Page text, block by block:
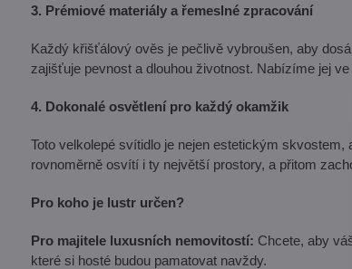
3. Prémiové materiály a řemeslné zpracování
Každý křišťálový ověs je pečlivě vybroušen, aby
zajišťuje pevnost a dlouhou životnost. Nabízíme jej
4. Dokonalé osvětlení pro každý okamžik
Toto velkolepé svítidlo je nejen estetickým
rovnoměrně osvítí i ty největší prostory, a přitom
Pro koho je lustr určen?
Pro majitele luxusních nemovitostí: Chcete, aby
které si hosté budou pamatovat navždy.